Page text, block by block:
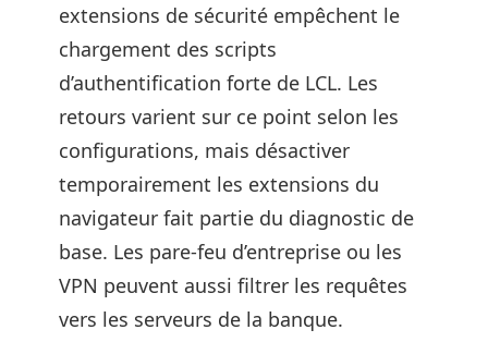
extensions de sécurité empêchent le
chargement des scripts
d’authentification forte de LCL. Les
retours varient sur ce point selon les
configurations, mais désactiver
temporairement les extensions du
navigateur fait partie du diagnostic de
base. Les pare-feu d’entreprise ou les
VPN peuvent aussi filtrer les requêtes
vers les serveurs de la banque.